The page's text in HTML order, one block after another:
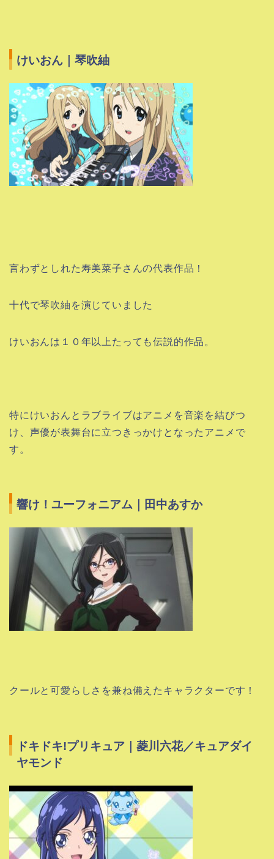
けいおん｜琴吹紬
言わずとしれた寿美菜子さんの代表作品！
十代で琴吹紬を演じていました
けいおんは１０年以上たっても伝説的作品。
特にけいおんとラブライブはアニメを音楽を結びつ
け、声優が表舞台に立つきっかけとなったアニメで
す。
響け！ユーフォニアム｜田中あすか
クールと可愛らしさを兼ね備えたキャラクターです！
ドキドキ!プリキュア｜菱川六花／キュアダイ
ヤモンド